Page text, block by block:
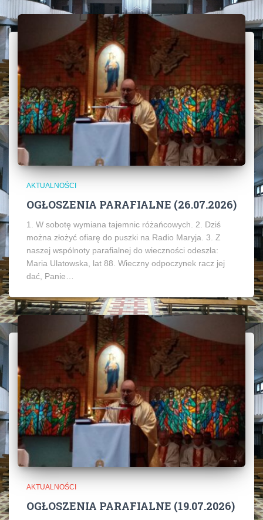
AKTUALNOŚCI
OGŁOSZENIA PARAFIALNE (26.07.2026)
1. W sobotę wymiana tajemnic różańcowych. 2. Dziś
można złożyć ofiarę do puszki na Radio Maryja. 3. Z
naszej wspólnoty parafialnej do wieczności odeszła:
Maria Ulatowska, lat 88. Wieczny odpoczynek racz jej
dać, Panie…
AKTUALNOŚCI
OGŁOSZENIA PARAFIALNE (19.07.2026)